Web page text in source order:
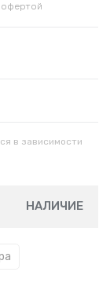
офертой
в зависимости
НАЛИЧИЕ